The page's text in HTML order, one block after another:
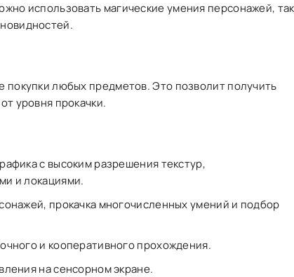
использовать магические умения персонажей,
покупки любых предметов. Это позволит получить
уровня прокачки.
с высоким разрешения текстур,
и локациями.
прокачка многочисленных умений и подбор
и кооперативного прохождения.
на сенсорном экране.